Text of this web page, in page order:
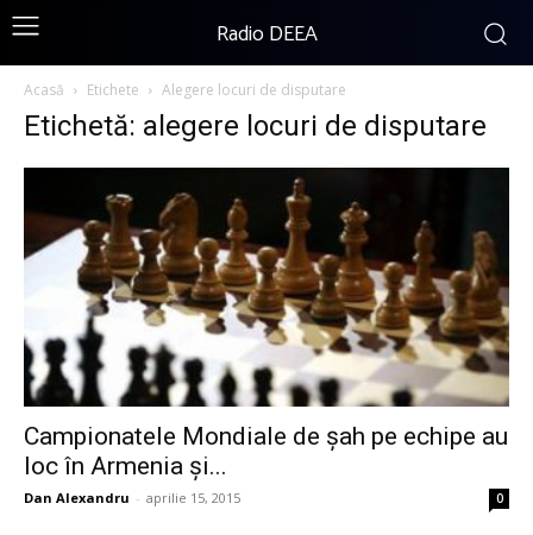
Radio DEEA
Acasă Etichete Alegere locuri de disputare
Etichetă: alegere locuri de disputare
Campionatele Mondiale de șah pe echipe au
loc în Armenia și...
Dan Alexandru - aprilie 15, 2015 0